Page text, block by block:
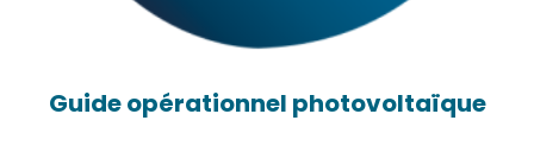
Guide opérationnel photovoltaïque